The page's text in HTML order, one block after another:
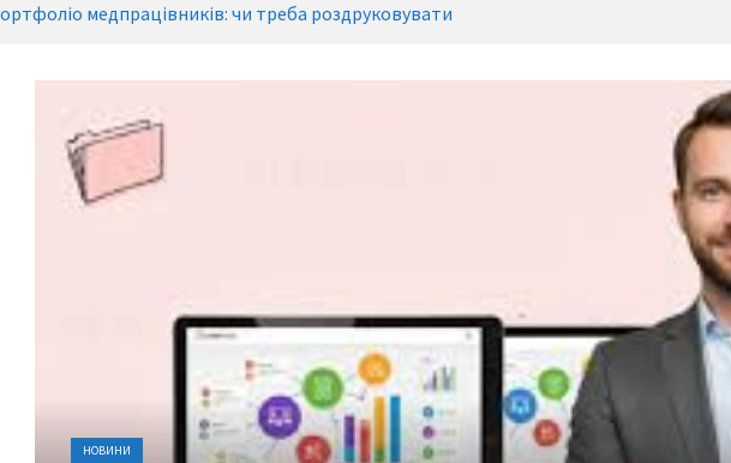
медпрацівників: чи треба роздруковувати
НОВИНИ